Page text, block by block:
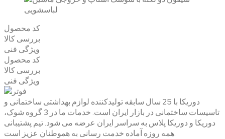
کد محصول
بررسی کالا
ویژگی فنی
کد محصول
بررسی کالا
ویژگی فنی
دوریکا با 25 سال سابقه تولیدکننده لوازم بهداشتی ساختمانی و
تاسیسات ساختمانی در بازار ایران است. خدمات ما در 3 گروه شوک،
دوریکا و دوریکا پلاس به سراسر ایران عرضه می شود. تیم پشتیبانی
همه روزه آماده خدمت رسانی به هموطنان عزیز است.